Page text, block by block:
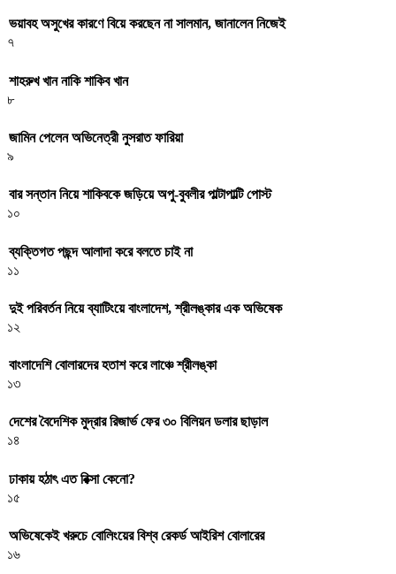
ভয়াবহ অসুখের কারণে বিয়ে করছেন না সালমান, জানালেন নিজেই
৭
শাহরুখ খান নাকি শাকিব খান
৮
জামিন পেলেন অভিনেত্রী নুসরাত ফারিয়া
৯
বার সন্তান নিয়ে শাকিবকে জড়িয়ে অপু-বুবলীর পাল্টাপাল্টি পোস্ট
১০
ব্যক্তিগত পছন্দ আলাদা করে বলতে চাই না
১১
দুই পরিবর্তন নিয়ে ব্যাটিংয়ে বাংলাদেশ, শ্রীলঙ্কার এক অভিষেক
১২
বাংলাদেশি বোলারদের হতাশ করে লাঞ্চে শ্রীলঙ্কা
১৩
দেশের বৈদেশিক মুদ্রার রিজার্ভ ফের ৩০ বিলিয়ন ডলার ছাড়াল
১৪
ঢাকায় হঠাৎ এত রিক্সা কেনো?
১৫
অভিষেকেই খরুচে বোলিংয়ের বিশ্ব রেকর্ড আইরিশ বোলারের
১৬